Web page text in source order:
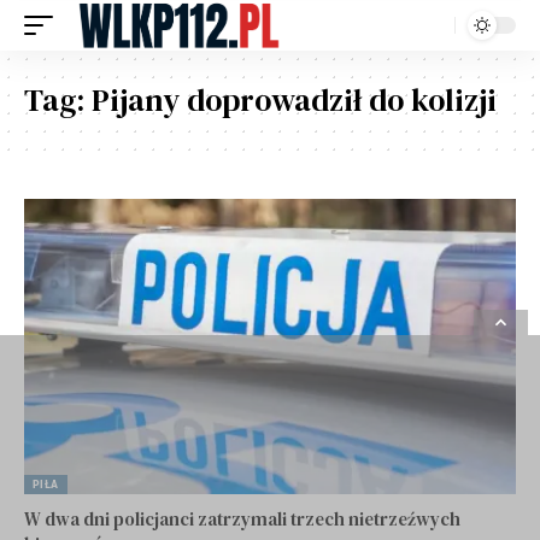
Tag:Pijany doprowadził do kolizji
PIŁA
W dwa dni policjanci zatrzymali trzech nietrzeźwych